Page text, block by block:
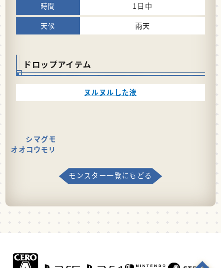
1日中
雨天
ドロップアイテム
ヌルヌルした液
シマグモ
オオコウモリ
モンスター一覧にもどる